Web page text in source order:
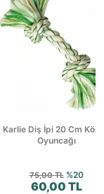
Karlie Diş İpi 20 Cm
Oyuncağı
75,00 TL %20
60,00 TL